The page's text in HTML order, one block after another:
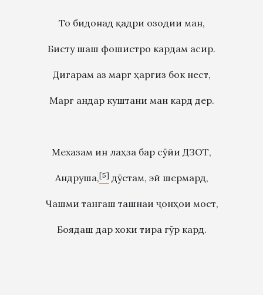
То бидонад қадри озодии ман,
Бисту шаш фошистро кардам асир.
Дигарам аз марг ҳаргиз бок нест,
Марг андар куштани ман кард дер.
Мехазам ин лаҳза бар сӯйи ДЗОТ,
Андруша,[5] дӯстам, эй шермард,
Чашми тангаш ташнаи ҷонҳои мост,
Боядаш дар хоки тира гӯр кард.